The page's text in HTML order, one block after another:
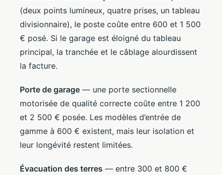
(deux points lumineux, quatre prises, un tableau
divisionnaire), le poste coûte entre 600 et 1 500
€ posé. Si le garage est éloigné du tableau
principal, la tranchée et le câblage alourdissent
la facture.
Porte de garage — une porte sectionnelle
motorisée de qualité correcte coûte entre 1 200
et 2 500 € posée. Les modèles d’entrée de
gamme à 600 € existent, mais leur isolation et
leur longévité restent limitées.
Évacuation des terres — entre 300 et 800 €